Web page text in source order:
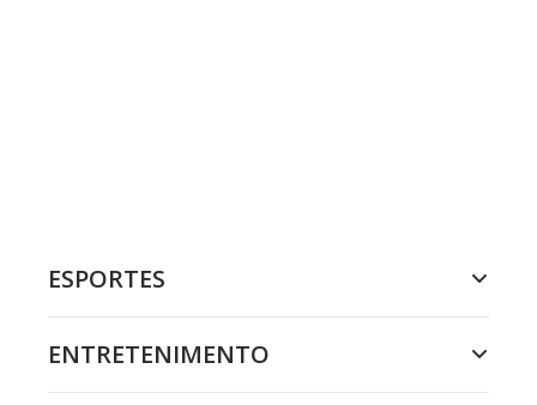
ESPORTES
ENTRETENIMENTO